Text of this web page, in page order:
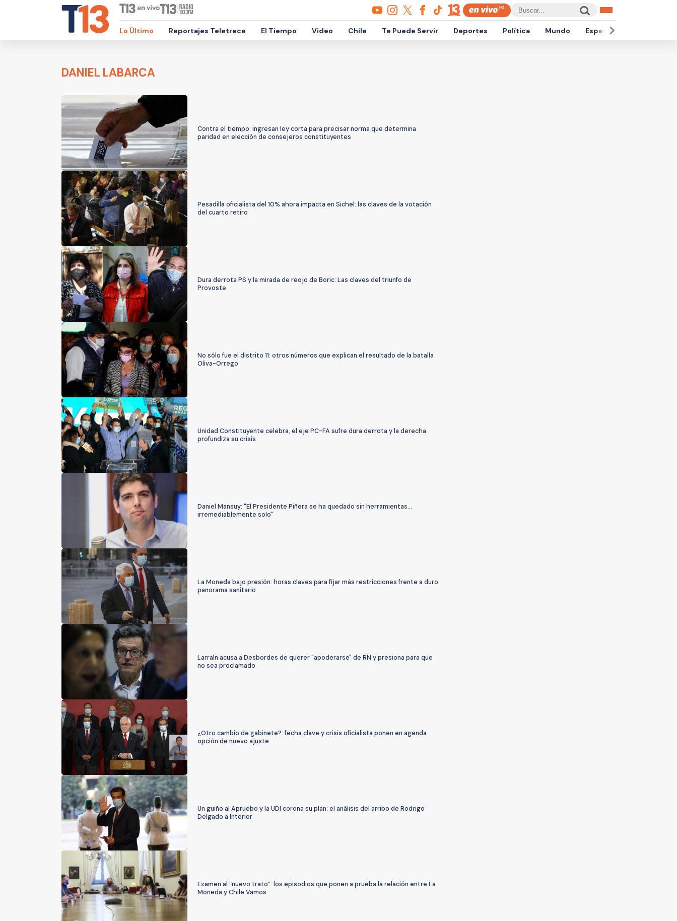
Lo Último Reportajes Teletrece El Tiempo Video Chile Te Puede Servir Deportes Política Mundo Espectáculos
DANIEL LABARCA
Contra el tiempo: ingresan ley corta para precisar norma que determina
paridad en elección de consejeros constituyentes
Pesadilla oficialista del 10% ahora impacta en Sichel: las claves de la votación
del cuarto retiro
Dura derrota PS y la mirada de reojo de Boric: Las claves del triunfo de
Provoste
No sólo fue el distrito 11: otros números que explican el resultado de la batalla
Oliva-Orrego
Unidad Constituyente celebra, el eje PC-FA sufre dura derrota y la derecha
profundiza su crisis
Daniel Mansuy: "El Presidente Piñera se ha quedado sin herramientas...
irremediablemente solo"
La Moneda bajo presión: horas claves para fijar más restricciones frente a duro
panorama sanitario
Larraín acusa a Desbordes de querer "apoderarse" de RN y presiona para que
no sea proclamado
¿Otro cambio de gabinete?: fecha clave y crisis oficialista ponen en agenda
opción de nuevo ajuste
Un guiño al Apruebo y la UDI corona su plan: el análisis del arribo de Rodrigo
Delgado a Interior
Examen al “nuevo trato”: los episodios que ponen a prueba la relación entre La
Moneda y Chile Vamos